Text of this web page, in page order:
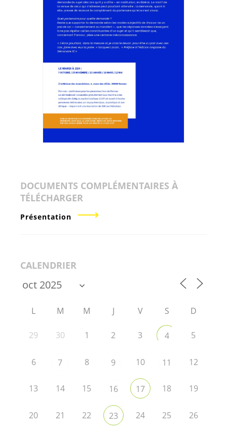
DOCUMENTS COMPLÉMENTAIRES À
TÉLÉCHARGER
Présentation
CALENDRIER
L M M J V S D
29 30 1 2 3 4 5
6 7 8 9 10 11 12
13 14 15 16 17 18 19
20 21 22 23 24 25 26